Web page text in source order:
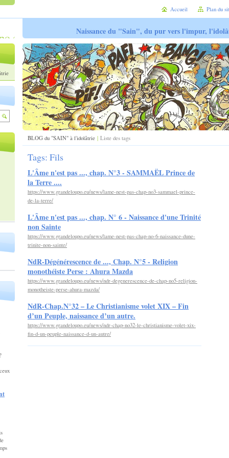
Naissance du "Sain", du pur vers l'impur,
BLOG du "SAIN" à l'idolâtrie | Liste des tags
Tags: Fils
L'Âme n'est pas ..., chap. N°3 - SAMMAËL Prince de
la Terre ....
https://www.grandeloupo.eu/news/lame-nest-pas-chap-no3-sammael-prince-
de-la-terre/
L'Âme n'est pas ..., chap. N° 6 - Naissance d'une Trinité
non Sainte
https://www.grandeloupo.eu/news/lame-nest-pas-chap-no-6-naissance-dune-
trinite-non-sainte/
NdR-Dégénérescence de ..., Chap. N°5 - Religion
monothéiste Perse : Ahura Mazda
https://www.grandeloupo.eu/news/ndr-degenerescence-de-chap-no5-religion-
monotheiste-perse-ahura-mazda/
NdR-Chap.N°32 – Le Christianisme volet XIX – Fin
d’un Peuple, naissance d’un autre.
https://www.grandeloupo.eu/news/ndr-chap-no32-le-christianisme-volet-xix-
fin-d-un-peuple-naissance-d-un-autre/
?
Accueil Plan du